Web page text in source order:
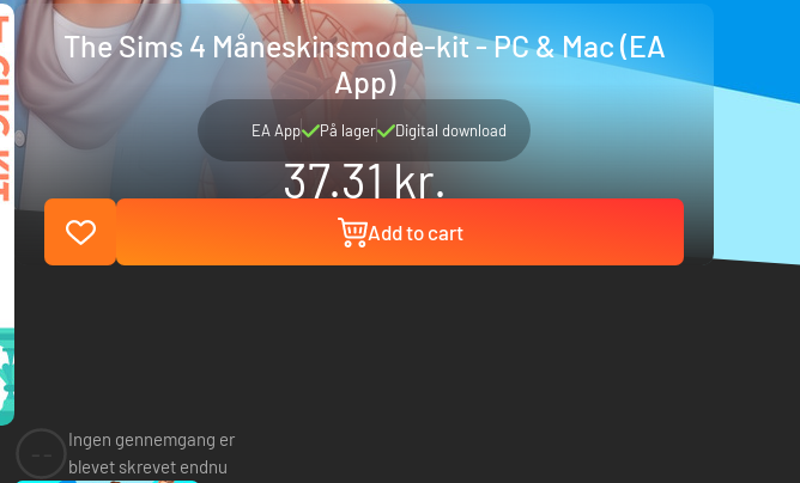
The Sims 4 Måneskinsmode-kit - PC & Mac (EA
App)
EA App På lager Digital download
37.31 kr.
Add to cart
Ingen gennemgang er
blevet skrevet endnu